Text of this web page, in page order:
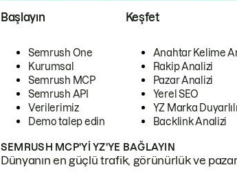
Başlayın
Semrush One
Kurumsal
Semrush MCP
Semrush API
Verilerimiz
Demo talep edin
Keşfet
Anahtar Kelime
Rakip Analizi
Pazar Analizi
Yerel SEO
YZ Marka
Backlink Analizi
SEMRUSH MCP'YI YZ'YE BAĞLAYIN
Dünyanın en güçlü trafik, görünürlük ve